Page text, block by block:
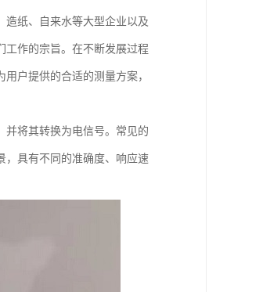
造纸、自来水等大型企业以及
工作的宗旨。在不断发展过程
户提供的合适的测量方案，
并将其转换为电信号。常见的
，具有不同的准确度、响应速